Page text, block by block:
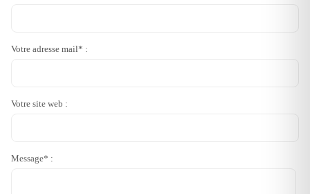
Votre adresse mail* :
Votre site web :
Message* :